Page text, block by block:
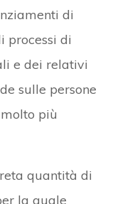
di
processi di
e dei relativi
sulle persone
più
quantità di
la quale